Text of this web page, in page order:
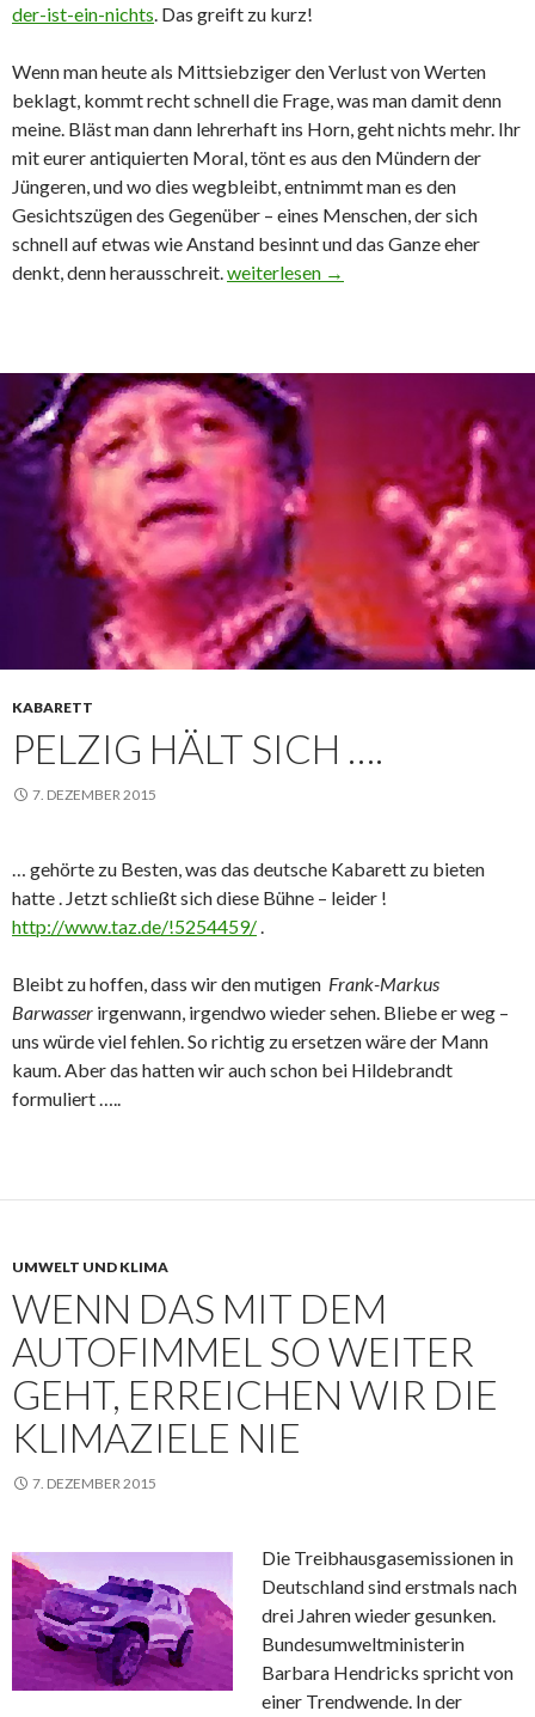
der-ist-ein-nichts. Das greift zu kurz!
Wenn man heute als Mittsiebziger den Verlust von Werten
beklagt, kommt recht schnell die Frage, was man damit denn
meine. Bläst man dann lehrerhaft ins Horn, geht nichts mehr. Ihr
mit eurer antiquierten Moral, tönt es aus den Mündern der
Jüngeren, und wo dies wegbleibt, entnimmt man es den
Gesichtszügen des Gegenüber – eines Menschen, der sich
schnell auf etwas wie Anstand besinnt und das Ganze eher
denkt, denn herausschreit.Wa(h)re Werte oder ein Diskurs über
weiterlesen →
KABARETT
PELZIG HÄLT SICH ….
7. DEZEMBER 2015
… gehörte zu Besten, was das deutsche Kabarett zu bieten
hatte . Jetzt schließt sich diese Bühne – leider !
http://www.taz.de/!5254459/.
Bleibt zu hoffen, dass wir den mutigen Frank-Markus
Barwasser irgenwann, irgendwo wieder sehen. Bliebe er weg –
uns würde viel fehlen. So richtig zu ersetzen wäre der Mann
kaum. Aber das hatten wir auch schon bei Hildebrandt
formuliert …..
UMWELT UND KLIMA
WENN DAS MIT DEM
AUTOFIMMEL SO WEITER
GEHT, ERREICHEN WIR DIE
KLIMAZIELE NIE
7. DEZEMBER 2015
Die Treibhausgasemissionen in
Deutschland sind erstmals nach
drei Jahren wieder gesunken.
Bundesumweltministerin
Barbara Hendricks spricht von
einer Trendwende. In der